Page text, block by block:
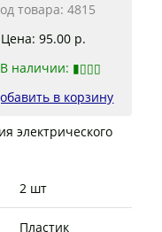
товара: 4815
Цена: 95.00 р.
В наличии: ▮▯▯▯
в корзину
электрического
2 шт
Пластик